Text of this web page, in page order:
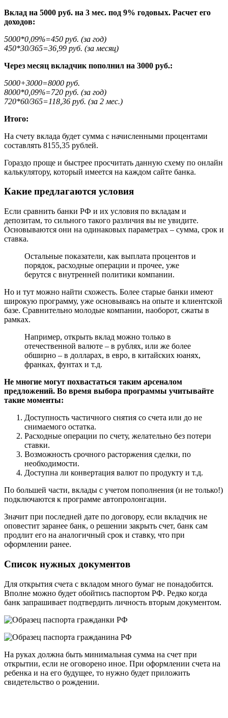
Вклад на 5000 руб. на 3 мес. под 9% годовых. Расчет его
доходов:
5000*0,09%=450 руб. (за год)
450*30/365=36,99 руб. (за месяц)
Через месяц вкладчик пополнил на 3000 руб.:
5000+3000=8000 руб.
8000*0,09%=720 руб. (за год)
720*60/365=118,36 руб. (за 2 мес.)
Итого:
На счету вклада будет сумма с начисленными процентами
составлять 8155,35 рублей.
Гораздо проще и быстрее просчитать данную схему по онлайн
калькулятору, который имеется на каждом сайте банка.
Какие предлагаются условия
Если сравнить банки РФ и их условия по вкладам и
депозитам, то сильного такого различия вы не увидите.
Основываются они на одинаковых параметрах – сумма, срок и
ставка.
Остальные показатели, как выплата процентов и
порядок, расходные операции и прочее, уже
берутся с внутренней политики компании.
Но и тут можно найти схожесть. Более старые банки имеют
широкую программу, уже основываясь на опыте и клиентской
базе. Сравнительно молодые компании, наоборот, сжаты в
рамках.
Например, открыть вклад можно только в
отечественной валюте – в рублях, или же более
обширно – в долларах, в евро, в китайских юанях,
франках, фунтах и т.д.
Не многие могут похвастаться таким арсеналом
предложений. Во время выбора программы учитывайте
такие моменты:
Доступность частичного снятия со счета или до не
снимаемого остатка.
Расходные операции по счету, желательно без потери
ставки.
Возможность срочного расторжения сделки, по
необходимости.
Доступна ли конвертация валют по продукту и т.д.
По большей части, вклады с учетом пополнения (и не только!)
подключаются к программе автопролонгации.
Значит при последней дате по договору, если вкладчик не
оповестит заранее банк, о решении закрыть счет, банк сам
продлит его на аналогичный срок и ставку, что при
оформлении ранее.
Список нужных документов
Для открытия счета с вкладом много бумаг не понадобится.
Вполне можно будет обойтись паспортом РФ. Редко когда
банк запрашивает подтвердить личность вторым документом.
На руках должна быть минимальная сумма на счет при
открытии, если не оговорено иное. При оформлении счета на
ребенка и на его будущее, то нужно будет приложить
свидетельство о рождении.